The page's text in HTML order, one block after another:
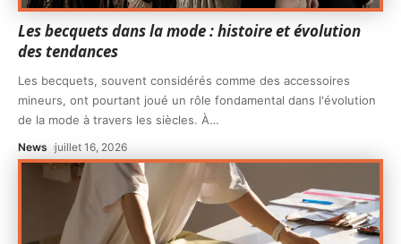
Les becquets dans la mode : histoire et évolution
des tendances
Les becquets, souvent considérés comme des accessoires
mineurs, ont pourtant joué un rôle fondamental dans l'évolution
de la mode à travers les siècles. À…
News juillet 16, 2026